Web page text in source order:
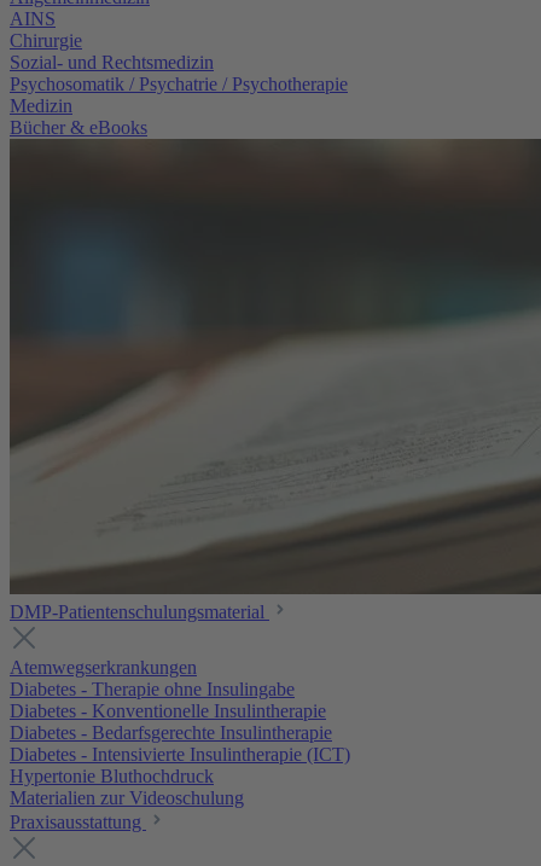
AINS
Chirurgie
Sozial- und Rechtsmedizin
Psychosomatik / Psychatrie / Psychotherapie
Medizin
Bücher & eBooks
DMP-Patientenschulungsmaterial
Atemwegserkrankungen
Diabetes - Therapie ohne Insulingabe
Diabetes - Konventionelle Insulintherapie
Diabetes - Bedarfsgerechte Insulintherapie
Diabetes - Intensivierte Insulintherapie (ICT)
Hypertonie Bluthochdruck
Materialien zur Videoschulung
Praxisausstattung